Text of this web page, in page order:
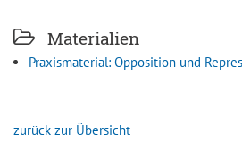
Materialien
Praxismaterial: Opposition und
zurück zur Übersicht